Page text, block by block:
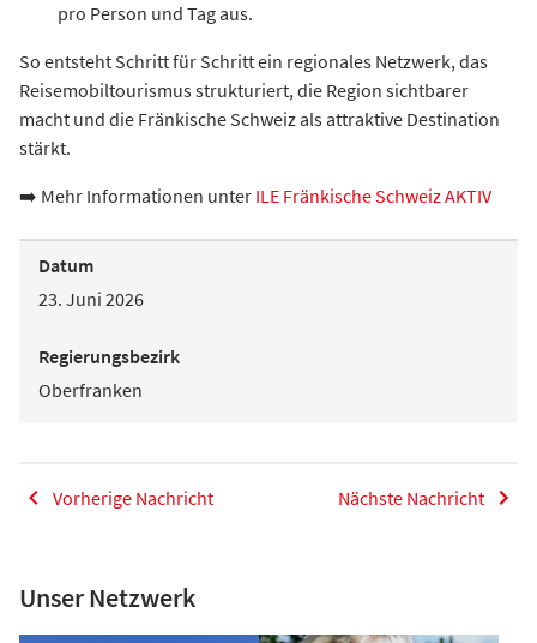
pro Person und Tag aus.
So entsteht Schritt für Schritt ein regionales Netzwerk, das
Reisemobiltourismus strukturiert, die Region sichtbarer
macht und die Fränkische Schweiz als attraktive Destination
stärkt.
➡️ Mehr Informationen unter ILE Fränkische Schweiz AKTIV
Datum
23. Juni 2026
Regierungsbezirk
Oberfranken
Vorherige Nachricht Nächste Nachricht
Unser Netzwerk